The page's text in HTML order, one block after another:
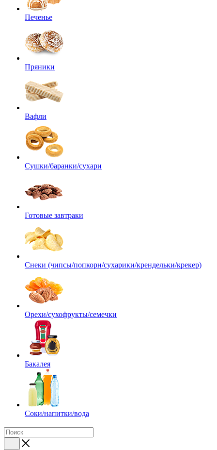
Печенье
Пряники
Вафли
Сушки/баранки/сухари
Готовые завтраки
Снеки (чипсы/попкорн/сухарики/крендельки/крекер)
Орехи/сухофрукты/семечки
Бакалея
Соки/напитки/вода